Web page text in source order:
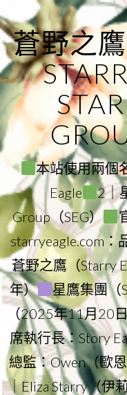
to
content
蒼野之
本站使用兩個
Eagle
2｜
Group（SEG）
starryeagle.com：
蒼野之鷹（Starry
年）
星鷹集團（
（2025年11月20
席執行長：Story
總監：Owen（歐
｜Eliza Starry（伊